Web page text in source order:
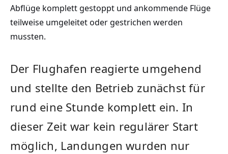
Abflüge komplett gestoppt und ankommende Flüge
teilweise umgeleitet oder gestrichen werden
mussten.
Der Flughafen reagierte umgehend
und stellte den Betrieb zunächst für
rund eine Stunde komplett ein. In
dieser Zeit war kein regulärer Start
möglich, Landungen wurden nur